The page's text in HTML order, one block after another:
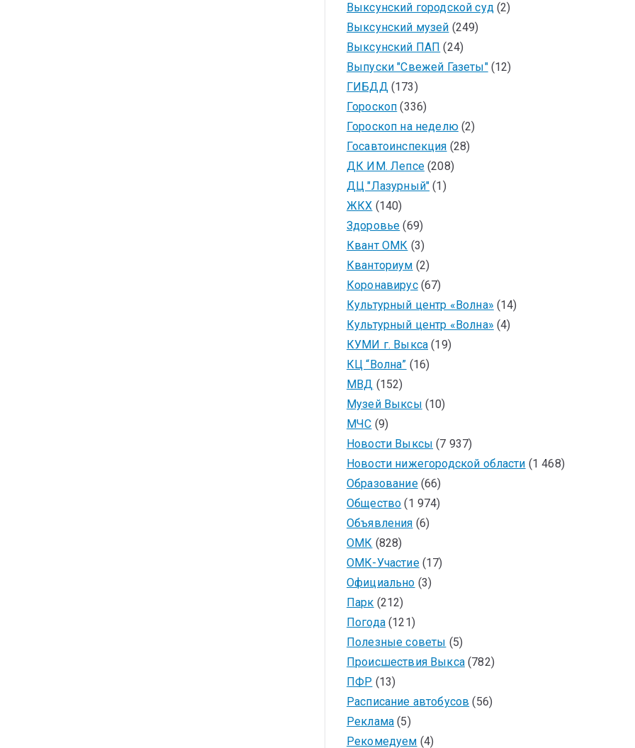
Выксунский городской суд(2)
Выксунский музей (249)
Выксунский ПАП (24)
Выпуски "Свежей Газеты"(12)
ГИБДД(173)
Гороскоп (336)
Гороскоп на неделю(2)
Госавтоинспекция (28)
ДК ИМ. Лепсе(208)
ДЦ "Лазурный" (1)
ЖКХ (140)
Здоровье (69)
Квант ОМК (3)
Кванториум (2)
Коронавирус(67)
Культурный центр «Волна» (14)
Культурный центр «Волна» (4)
КУМИ г. Выкса (19)
КЦ “Волна” (16)
МВД (152)
Музей Выксы (10)
МЧС (9)
Новости Выксы (7 937)
Новости нижегородской области (1 468)
Образование(66)
Общество (1 974)
Объявления (6)
ОМК (828)
ОМК-Участие(17)
Официально (3)
Парк (212)
Погода(121)
Полезные советы (5)
Происшествия Выкса(782)
ПФР (13)
Расписание автобусов (56)
Реклама (5)
Рекомедуем (4)